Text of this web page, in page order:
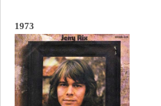
1973